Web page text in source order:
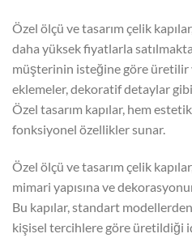
Özel ölçü ve tasarım çelik
daha yüksek fiyatlarla
müşterinin isteğine göre üretilir
eklemeler, dekoratif detaylar
Özel tasarım kapılar, hem
fonksiyonel özellikler sunar.
Özel ölçü ve tasarım çelik
mimari yapısına ve
Bu kapılar, standart
kişisel tercihlere göre üretildiği